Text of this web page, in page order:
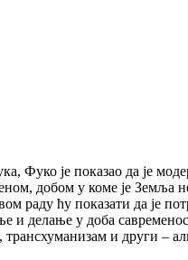
Фуко је показао да је
добом у коме је Земља
раду ћу показати да је
делање у доба
трансхуманизам и други –